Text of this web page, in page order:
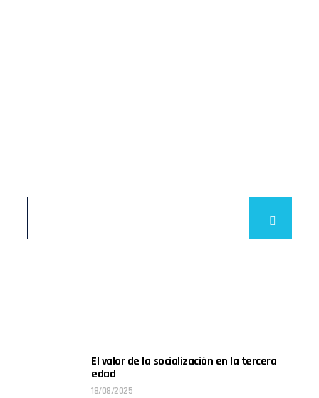
El valor de la socialización en la tercera
edad
18/08/2025